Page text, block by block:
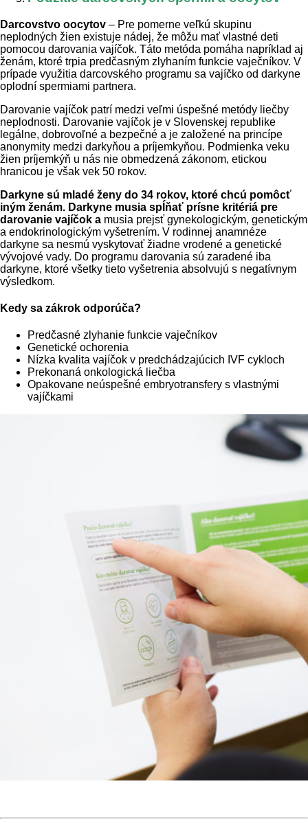
Darcovstvo oocytov – Pre pomerne veľkú skupinu
neplodných žien existuje nádej, že môžu mať vlastné deti
pomocou darovania vajíčok. Táto metóda pomáha napríklad aj
ženám, ktoré trpia predčasným zlyhaním funkcie vaječníkov. V
prípade využitia darcovského programu sa vajíčko od darkyne
oplodní spermiami partnera.
Darovanie vajíčok patrí medzi veľmi úspešné metódy liečby
neplodnosti. Darovanie vajíčok je v Slovenskej republike
legálne, dobrovoľné a bezpečné a je založené na princípe
anonymity medzi darkyňou a príjemkyňou. Podmienka veku
žien príjemkýň u nás nie obmedzená zákonom, etickou
hranicou je však vek 50 rokov.
Darkyne sú mladé ženy do 34 rokov, ktoré chcú pomôcť
iným ženám. Darkyne musia spĺňať prísne kritériá pre
darovanie vajíčok a musia prejsť gynekologickým, genetickým
a endokrinologickým vyšetrením. V rodinnej anamnéze
darkyne sa nesmú vyskytovať žiadne vrodené a genetické
vývojové vady. Do programu darovania sú zaradené iba
darkyne, ktoré všetky tieto vyšetrenia absolvujú s negatívnym
výsledkom.
Kedy sa zákrok odporúča?
Predčasné zlyhanie funkcie vaječníkov
Genetické ochorenia
Nízka kvalita vajíčok v predchádzajúcich IVF cykloch
Prekonaná onkologická liečba
Opakovane neúspešné embryotransfery s vlastnými
vajíčkami